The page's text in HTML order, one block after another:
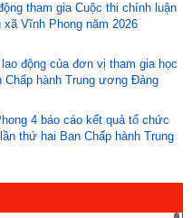
tham gia Cuộc thi chính luận
Vĩnh Phong năm 2026
động của đơn vị tham gia học
Chấp hành Trung ương Đảng
4 báo cáo kết quả tổ chức
thứ hai Ban Chấp hành Trung